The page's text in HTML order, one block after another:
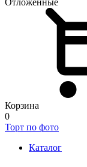
Отложенные
Корзина
0
Торт по фото
Каталог